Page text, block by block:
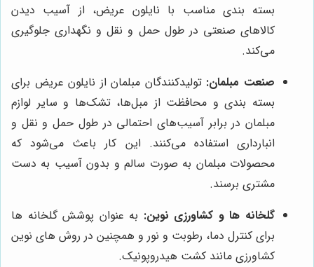
بسته بندی مناسب با نایلون عریض، از آسیب دیدن
کالاهای صنعتی در طول حمل و نقل و نگهداری جلوگیری
می‌کند.
صنعت مبلمان: تولیدکنندگان مبلمان از نایلون عریض برای
بسته بندی و محافظت از مبل‌ها، تشک‌ها و سایر لوازم
مبلمان در برابر آسیب‌های احتمالی در طول حمل و نقل و
انبارداری استفاده می‌کنند. این کار باعث می‌شود که
محصولات مبلمان به صورت سالم و بدون آسیب به دست
مشتری برسند.
گلخانه ها و کشاورزی نوین: به عنوان پوشش گلخانه ها
برای کنترل دما، رطوبت و نور و همچنین در روش های نوین
کشاورزی مانند کشت هیدروپونیک.